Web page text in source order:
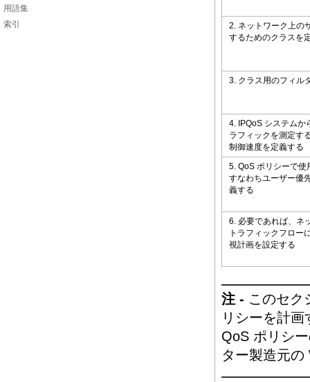
用語集
索引
2. ネットワーク上の
するためのクラスを
3. クラス用のフィル
4. IPQoS システムか
ラフィックを測定す
制御速度を定義する
5. QoS ポリシーで使
すなわちユーザー優
義する
6. 必要であれば、ネ
トラフィックフロー
視計画を設定する
注 - このセク
リシーを計
QoS ポリシ
ター製造元